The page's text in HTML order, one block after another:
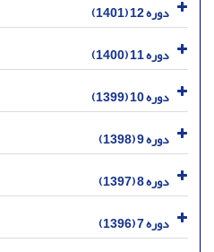
دوره 12 (1401)
دوره 11 (1400)
دوره 10 (1399)
دوره 9 (1398)
دوره 8 (1397)
دوره 7 (1396)